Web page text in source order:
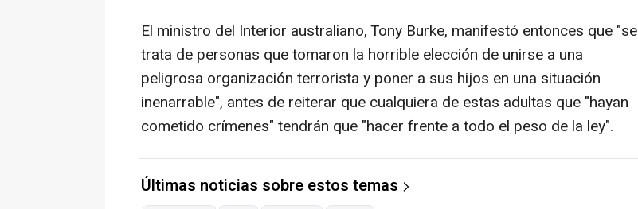
El ministro del Interior australiano, Tony Burke, manifestó entonces que "se
trata de personas que tomaron la horrible elección de unirse a una
peligrosa organización terrorista y poner a sus hijos en una situación
inenarrable", antes de reiterar que cualquiera de estas adultas que "hayan
cometido crímenes" tendrán que "hacer frente a todo el peso de la ley".
Últimas noticias sobre estos temas